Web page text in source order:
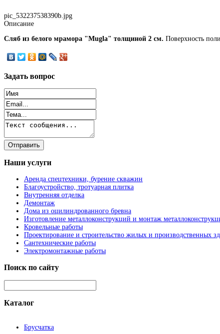
pic_532237538390b.jpg
Описание
Сляб из белого мрамора "Mugla" толщиной 2 см. Поверхность
Задать вопрос
Наши услуги
Аренда спецтехники, бурение скважин
Благоустройство, тротуарная плитка
Внутренняя отделка
Демонтаж
Дома из оцилиндрованного бревна
Изготовление металлоконструкций и монтаж
Кровельные работы
Проектирование и строительство жилых и производственных
Сантехнические работы
Электромонтажные работы
Поиск по сайту
Каталог
Брусчатка